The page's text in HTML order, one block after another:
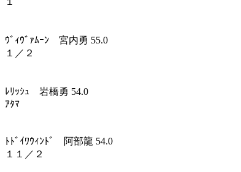
ｳﾞｨｳﾞｧﾑｰﾝ 宮内勇 55.0
１／２
ﾚﾘｯｼｭ 岩橋勇 54.0
ｱﾀﾏ
ﾄﾄﾞｲﾜｳｨﾝﾄﾞ 阿部龍 54.0
１１／２